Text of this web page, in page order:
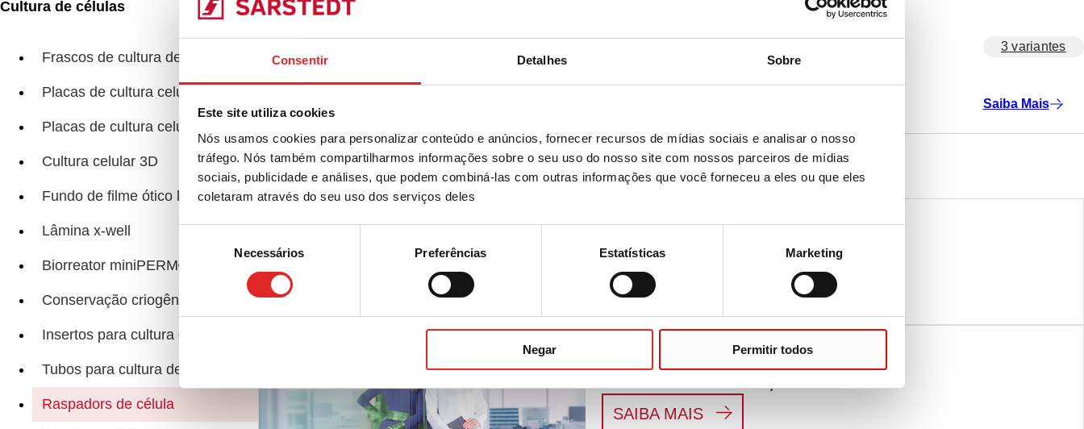
Consentir Detalhes Sobre
Este site utiliza cookies
Nós usamos cookies para personalizar conteúdo e anúncios, fornecer recursos de mídias sociais e analisar o nosso
tráfego. Nós também compartilharmos informações sobre o seu uso do nosso site com nossos parceiros de mídias
sociais, publicidade e análises, que podem combiná-las com outras informações que você forneceu a eles ou que eles
coletaram através do seu uso dos serviços deles
consentimento
Necessários Preferências Estatísticas Marketing
Negar Permitir todos
Cultura de células
Frascos de cultura de células
Placas de cultura celular
Placas de cultura celular
Cultura celular 3D
Fundo de filme ótico lumox®
Lâmina x-well
Biorreator miniPERM®
Conservação criogênica
Insertos para cultura de células
Tubos para cultura de células
Raspadors de célula
Produtos
3 variantes
Saiba Mais
Páginas relacionadas
Life is not always science. But science is our Life.
SAIBA MAIS LIFE SCIENCE
Nós vemos o herói que há em você.
SAIBA MAIS: NÓS VEMOS O HERÓI QUE HÁ EM VOCÊ.